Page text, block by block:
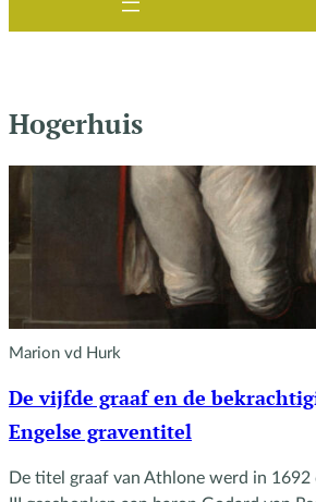
Hogerhuis
Marion vd Hurk
De vijfde graaf en de
Engelse graventitel
De titel graaf van Athlone werd in